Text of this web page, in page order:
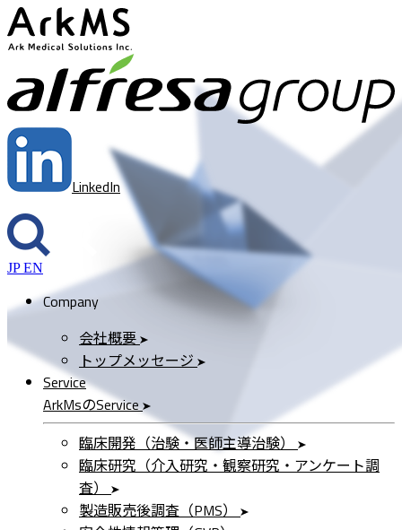
LinkedIn
JP EN
Company
会社概要
トップメッセージ
Service
ArkMsのService
臨床開発（治験・医師主導治験）
臨床研究（介入研究・観察研究・アンケート調
査）
製造販売後調査（PMS）